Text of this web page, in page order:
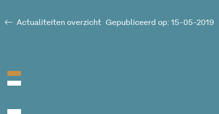
Actualiteiten overzicht Gepubliceerd op: 15-05-2019